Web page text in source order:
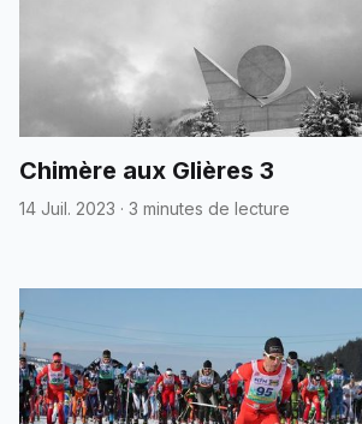
Chimère aux Glières 3
14 Juil. 2023 · 3 minutes de lecture